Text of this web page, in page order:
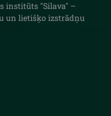
institūts "Silava" –
un lietišķo izstrādņu